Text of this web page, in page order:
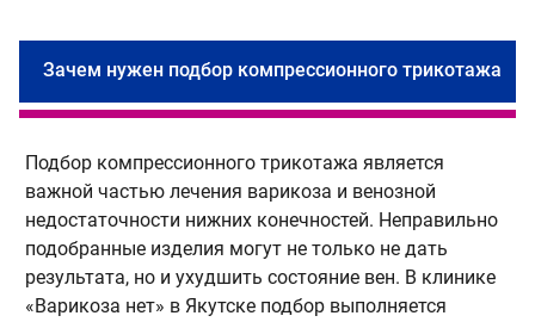
Зачем нужен подбор компрессионного трикотажа
Подбор компрессионного трикотажа является
важной частью лечения варикоза и венозной
недостаточности нижних конечностей. Неправильно
подобранные изделия могут не только не дать
результата, но и ухудшить состояние вен. В клинике
«Варикоза нет» в Якутске подбор выполняется